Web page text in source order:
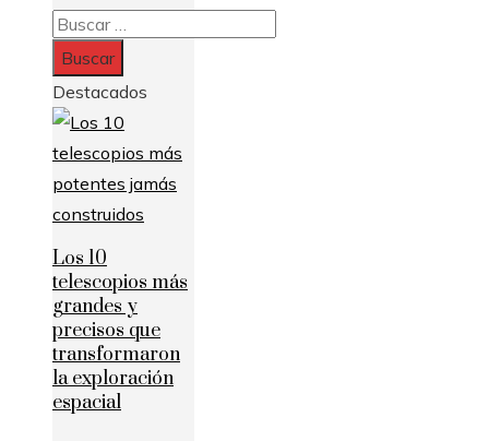
Buscar:
Destacados
Los 10
telescopios más
grandes y
precisos que
transformaron
la exploración
espacial